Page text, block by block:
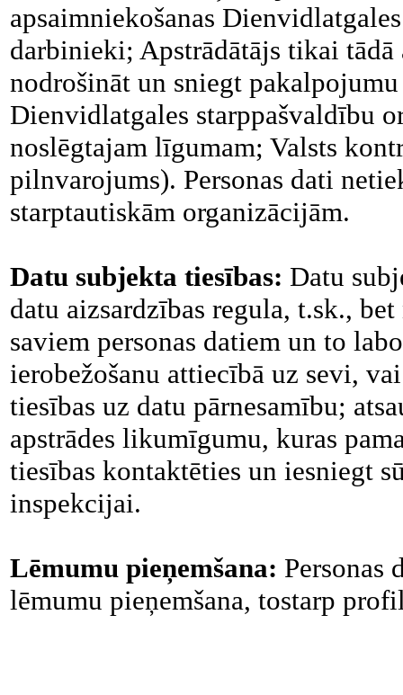
apsaimniekošanas
darbinieki; Apstrādātājs tikai
nodrošināt un sniegt
Dienvidlatgales starppašvaldību
noslēgtajam līgumam; Valsts
pilnvarojums). Personas dati
starptautiskām organizācijām.
Datu subjekta tiesības: Datu
datu aizsardzības regula, t.sk.,
saviem personas datiem un to
ierobežošanu attiecībā uz sevi,
tiesības uz datu pārnesamību;
apstrādes likumīgumu, kuras
tiesības kontaktēties un iesniegt
inspekcijai.
Lēmumu pieņemšana: Personas
lēmumu pieņemšana, tostarp